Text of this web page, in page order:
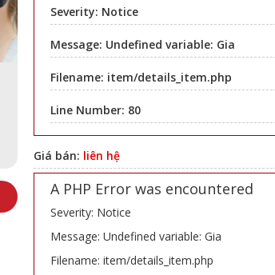
Severity: Notice
Message: Undefined variable: Gia
Filename: item/details_item.php
Line Number: 80
Giá bán: liên hệ
A PHP Error was encountered
Severity: Notice
Message: Undefined variable: Gia
Filename: item/details_item.php